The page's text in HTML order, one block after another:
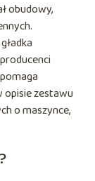
obudowy,
opisie zestawu
o maszynce,